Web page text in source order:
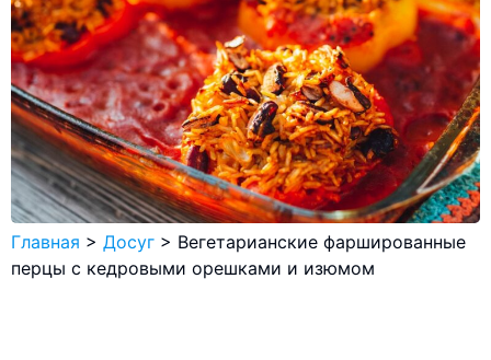
Главная > Досуг > Вегетарианские фаршированные
перцы с кедровыми орешками и изюмом